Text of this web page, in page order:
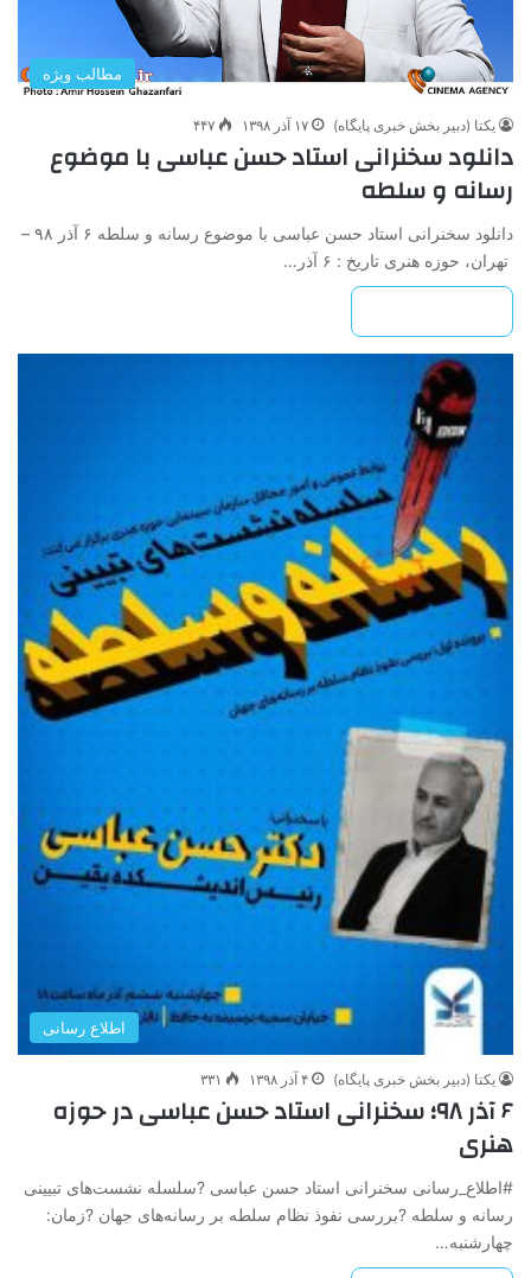
مطالب ویژه
یکتا (دبیر بخش خبری پایگاه) ۱۷ آذر ۱۳۹۸ ۴۴۷
دانلود سخنرانی استاد حسن عباسی با موضوع
رسانه و سلطه
دانلود سخنرانی استاد حسن عباسی با موضوع رسانه و سلطه ۶ آذر ۹۸ –
تهران، حوزه هنری تاریخ : ۶ آذر…
اطلاع رسانی
یکتا (دبیر بخش خبری پایگاه) ۴ آذر ۱۳۹۸ ۳۳۱
۶ آذر ۹۸؛ سخنرانی استاد حسن عباسی در حوزه
هنری
#اطلاع_رسانی سخنرانی استاد حسن عباسی ?سلسله نشست‌های تبیینی
رسانه و سلطه ?بررسی نفوذ نظام سلطه بر رسانه‌های جهان ?زمان:
چهارشنبه…